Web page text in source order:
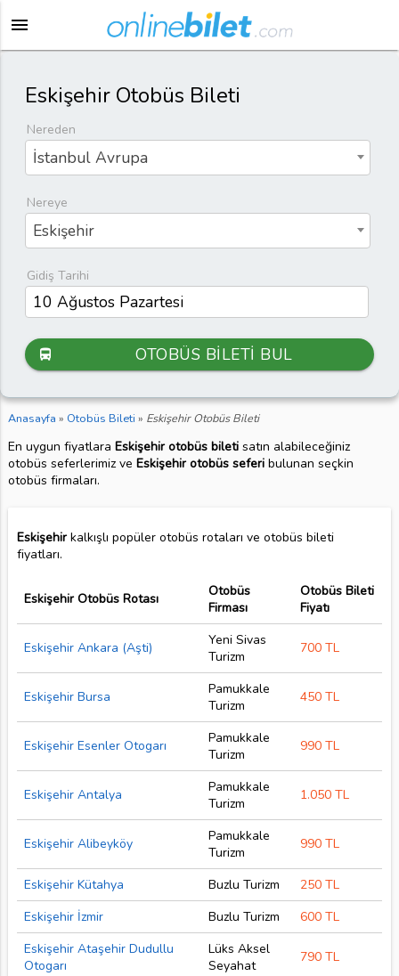
menu
Eskişehir Otobüs Bileti
Nereden
İstanbul Avrupa
Nereye
Eskişehir
Gidiş Tarihi
directions_bus OTOBÜS BİLETİ BUL
Anasayfa » Otobüs Bileti » Eskişehir Otobüs Bileti
En uygun fiyatlara Eskişehir otobüs biletisatın alabileceğiniz
otobüs seferlerimiz ve Eskişehir otobüs seferibulunan seçkin
otobüs firmaları.
Eskişehirkalkışlı popüler otobüs rotaları ve otobüs bileti
fiyatları.
Eskişehir Otobüs Rotası
Otobüs
Firması
Otobüs Bileti
Fiyatı
Eskişehir Ankara (Aşti)
Yeni Sivas
Turizm
700 TL
Eskişehir Bursa
Pamukkale
Turizm
450 TL
Eskişehir Esenler Otogarı
Pamukkale
Turizm
990 TL
Eskişehir Antalya
Pamukkale
Turizm
1.050 TL
Eskişehir Alibeyköy
Pamukkale
Turizm
990 TL
Eskişehir Kütahya Buzlu Turizm
250 TL
Eskişehir İzmir
Buzlu Turizm
600 TL
Eskişehir Ataşehir Dudullu
Otogarı
Lüks Aksel
Seyahat
790 TL